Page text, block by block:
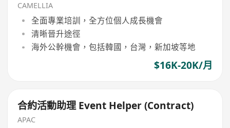
CAMELLIA
全面專業培訓，全方位個人成長機會
清晰晉升途徑
海外公幹機會，包括韓國，台灣，新加坡等地
$16K-20K/月
合約活動助理 Event Helper (Contract)
APAC